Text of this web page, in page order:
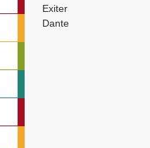
Exiter
Dante